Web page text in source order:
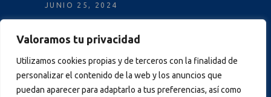
Valoramos tu privacidad
Utilizamos cookies propias y de terceros con la finalidad de
personalizar el contenido de la web y los anuncios que
puedan aparecer para adaptarlo a tus preferencias, así como
JUNIO 25, 2024
INFORMACIÓN
AVISO LEGAL